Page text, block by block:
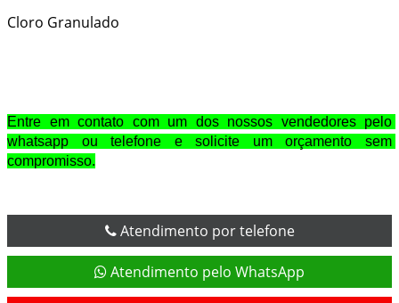
Cloro Granulado
Entre em contato com um dos nossos vendedores pelo
whatsapp ou telefone e solicite um orçamento sem
compromisso.
Atendimento por telefone
Atendimento pelo WhatsApp